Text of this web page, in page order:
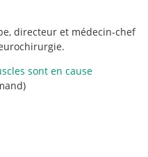
directeur et médecin-chef
sont en cause